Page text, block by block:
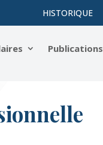
HISTORIQUE
Publications